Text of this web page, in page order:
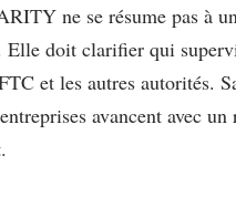
ne se résume pas à
Elle doit clarifier qui
et les autres autorités.
avancent avec